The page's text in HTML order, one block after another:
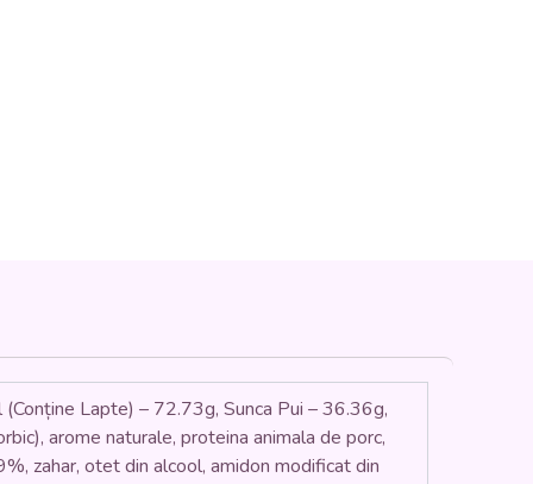
Lapte) – 72.73g, Sunca Pui – 36.36g,
arome naturale, proteina animala de porc,
zahar, otet din alcool, amidon modificat din